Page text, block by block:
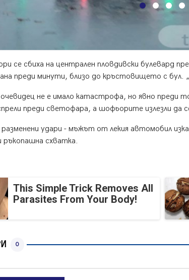
се сбиха на централен пловдивски булевард
преди минути, близо до кръстовището с бул.
не е имало катастрофа, но явно преди
преди светофара, а шофьорите излезли да
разменени удари - мъжът от лекия автомобил
ръкопашна схватка.
This Simple Trick Removes All
Parasites From Your Body!
0